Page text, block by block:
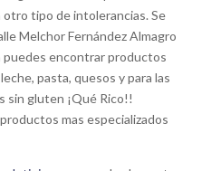
tipo de intolerancias. Se
Melchor Fernández Almagro
puedes encontrar productos
pasta, quesos y para las
sin gluten ¡Qué Rico!!
mas especializados